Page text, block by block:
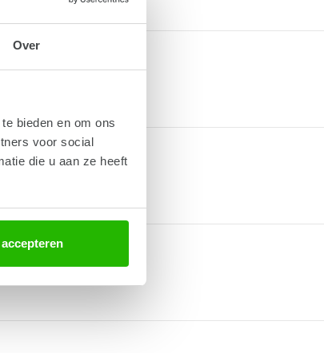
Over
bieden en om ons
voor social
die u aan ze heeft